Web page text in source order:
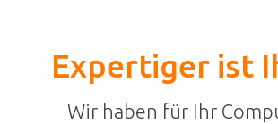
Expertiger ist
Wir haben für Ihr